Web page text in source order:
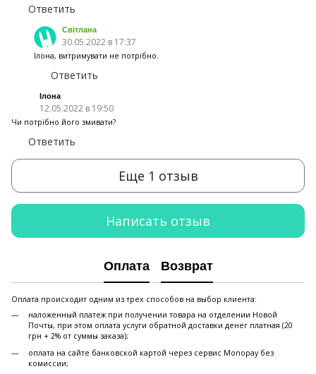
Ответить
Світлана
30.05.2022 в 17:37
Ілона, витримувати не потрібно.
Ответить
Ілона
12.05.2022 в 19:50
Чи потрібно його змивати?
Ответить
Еще 1 отзыв
Написать отзыв
Оплата Возврат
Оплата происходит одним из трех способов на выбор клиента:
наложенный платеж при получении товара на отделении Новой
Почты, при этом оплата услуги обратной доставки денег платная (20
грн + 2% от суммы заказа);
оплата на сайте банковской картой через сервис Monopay без
комиссии;